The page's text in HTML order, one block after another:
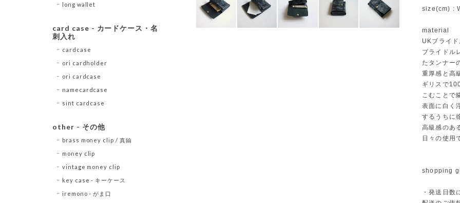
size(cm) :
material
UKブライ
ブライドル
たタンナー
重厚感と高
ギリスで
こむことで
表面に白く
するうちに
高級感のあ
日々の使用
shopping
・発送日数
long wallet
card case - カードケース・名
刺入れ
cardcase
ori cardholder
ori cardcase
namecardcase
sint cardcase
other - その他
brass money clip / 真鍮
money clip
vintage money clip
key case - キーケース
iremono - がま口